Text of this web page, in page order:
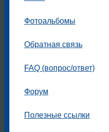
Фотоальбомы
Обратная связь
FAQ (вопрос/ответ)
Форум
Полезные ссылки